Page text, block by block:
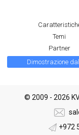
Temi
Partner
Dimostrazione
© 2009 - 2026
+972